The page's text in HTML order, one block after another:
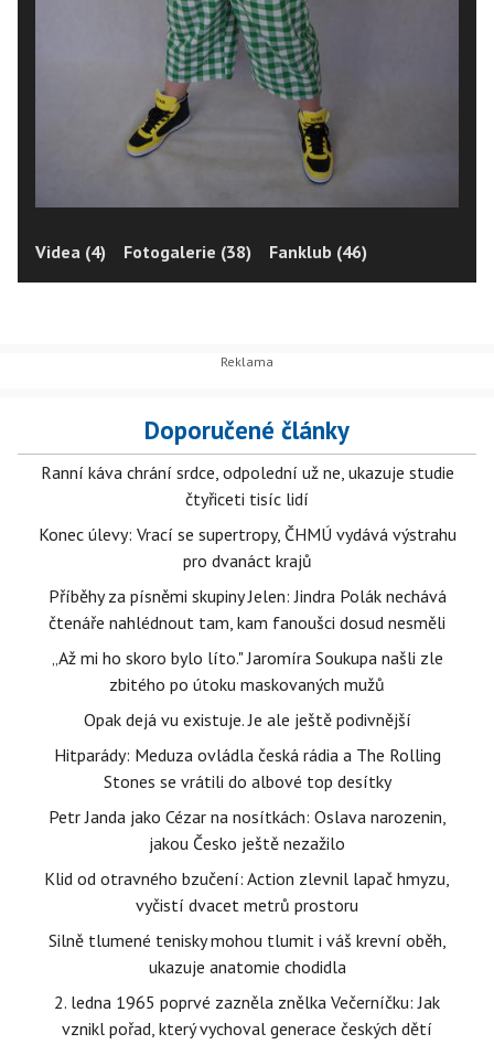
Videa (4) Fotogalerie (38) Fanklub (46)
Doporučené články
Ranní káva chrání srdce, odpolední už ne, ukazuje studie
čtyřiceti tisíc lidí
Konec úlevy: Vrací se supertropy, ČHMÚ vydává výstrahu
pro dvanáct krajů
Příběhy za písněmi skupiny Jelen: Jindra Polák nechává
čtenáře nahlédnout tam, kam fanoušci dosud nesměli
„Až mi ho skoro bylo líto." Jaromíra Soukupa našli zle
zbitého po útoku maskovaných mužů
Opak dejá vu existuje. Je ale ještě podivnější
Hitparády: Meduza ovládla česká rádia a The Rolling
Stones se vrátili do albové top desítky
Petr Janda jako Cézar na nosítkách: Oslava narozenin,
jakou Česko ještě nezažilo
Klid od otravného bzučení: Action zlevnil lapač hmyzu,
vyčistí dvacet metrů prostoru
Silně tlumené tenisky mohou tlumit i váš krevní oběh,
ukazuje anatomie chodidla
2. ledna 1965 poprvé zazněla znělka Večerníčku: Jak
vznikl pořad, který vychoval generace českých dětí